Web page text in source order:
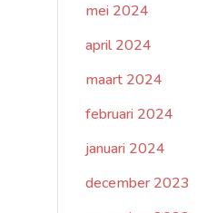
mei 2024
april 2024
maart 2024
februari 2024
januari 2024
december 2023